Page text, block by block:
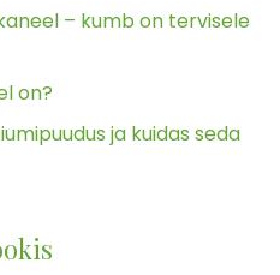
– kumb on tervisele
on?
ja kuidas seda